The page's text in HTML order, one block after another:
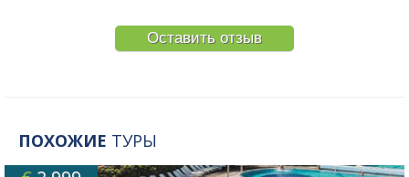
Оставить отзыв
ПОХОЖИЕ ТУРЫ